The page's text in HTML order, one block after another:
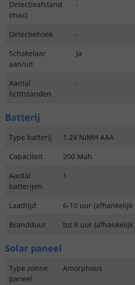
Detectieafstand
(max)
-
Detectiehoek
-
Schakelaar
aan/uit
Ja
Aantal
lichtstanden
-
Batterij
Type batterij
1.2V NiMH AAA
Capaciteit
200 Mah
Aantal
batterijen
1
Laadtijd
6-10 uur (afhankelijk
Brandduur
tot 8 uur
Solar paneel
Type zonne
paneel
Amorphous